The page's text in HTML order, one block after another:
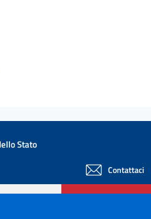
Stato
Contattaci